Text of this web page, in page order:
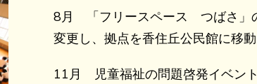
8月 「フリースペース つばさ」
変更し、拠点を香住丘公民館に移動
11月 児童福祉の問題啓発イベン